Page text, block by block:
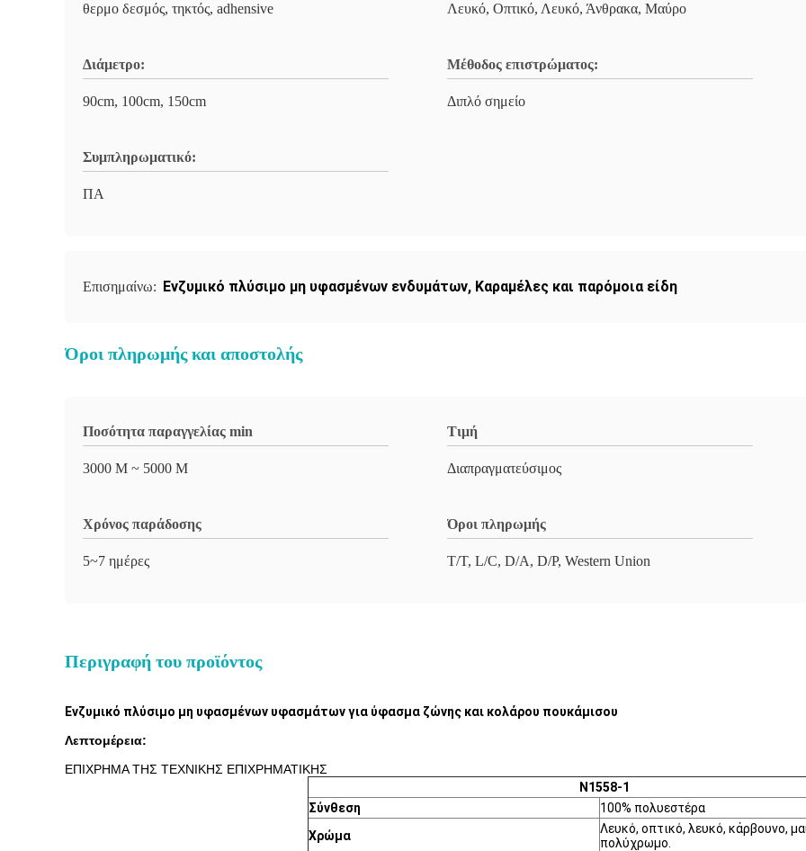
θερμο δεσμός, τηκτός, adhensive Λευκό, Οπτικό, Λευκό, Άνθρακα, Μαύρο
Διάμετρο:
90cm, 100cm, 150cm
Μέθοδος επιστρώματος:
Διπλό σημείο
Συμπληρωματικό:
ΠΑ
Επισημαίνω: Ενζυμικό πλύσιμο μη υφασμένων ενδυμάτων, Καραμέλες και παρόμοια είδη
Όροι πληρωμής και αποστολής
Ποσότητα παραγγελίας min
3000 Μ ~ 5000 Μ
Τιμή
Διαπραγματεύσιμος
Χρόνος παράδοσης
5~7 ημέρες
Όροι πληρωμής
T/T, L/C, D/A, D/P, Western Union
Περιγραφή του προϊόντος
Ενζυμικό πλύσιμο μη υφασμένων υφασμάτων για ύφασμα ζώνης και κολάρου πουκάμισου
Λεπτομέρεια:
ΕΠΙΧΡΗΜΑ ΤΗΣ ΤΕΧΝΙΚΗΣ ΕΠΙΧΡΗΜΑΤΙΚΗΣ
N1558-1
Σύνθεση
100% πολυεστέρα
Χρώμα
Λευκό, οπτικό, λευκό, κάρβουνο,
πολύχρωμο.